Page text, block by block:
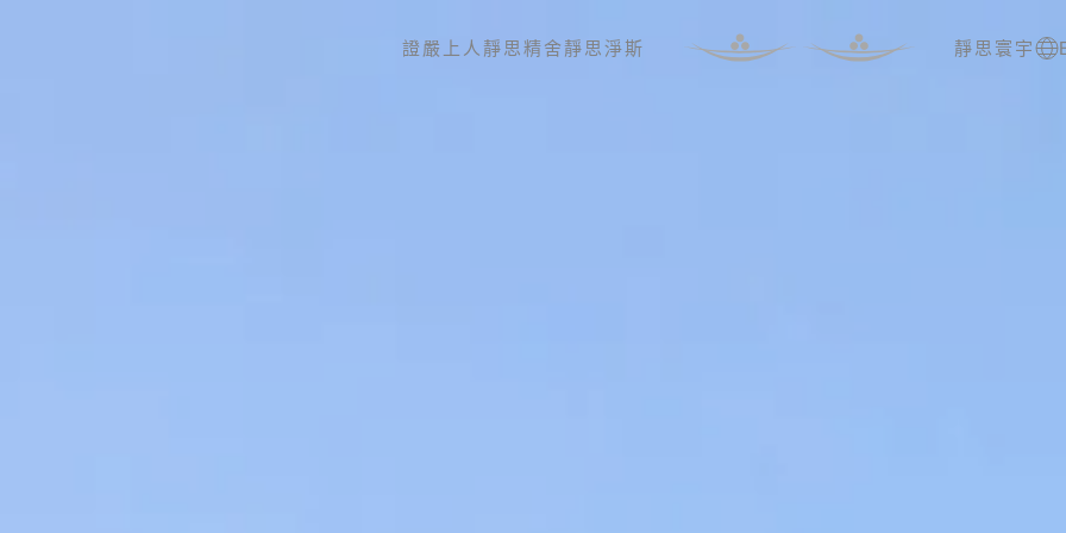
證嚴上人 靜思精舍靜思淨斯 靜思寰宇